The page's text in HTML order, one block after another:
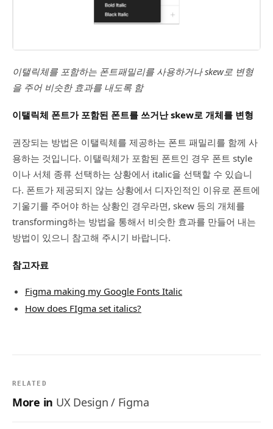
이탤릭체를 포함하는 폰트패밀리를 사용하거나 skew로 변형
을 주어 비슷한 효과를 내도록 함
이탤릭체 폰트가 포함된 폰트를 쓰거난 skew로 개체를 변형
권장되는 방법은 이탤릭체를 제공하는 폰트 패밀리를 함께 사
용하는 것입니다. 이탤릭체가 포함된 폰트인 경우 폰트 style
이나 서체 종류 선택하는 상황에서 italic을 선택할 수 있습니
다. 폰트가 제공되지 않는 상황에서 디자인적인 이유로 폰트에
기울기를 주어야 하는 상황인 경우라면, skew 등의 개체를
transforming하는 방법을 통해서 비슷한 효과를 만들어 내는
방법이 있으니 참고해 주시기 바랍니다.
참고자료
Figma making my Google Fonts Italic
How does FIgma set italics?
RELATED
More in UX Design / Figma